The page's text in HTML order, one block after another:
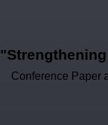
Conference Paper